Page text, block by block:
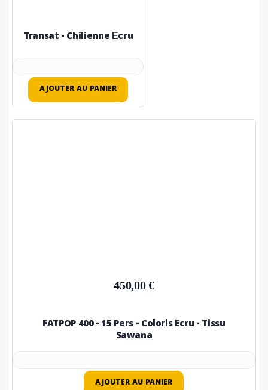
Transat - Chilienne Écru
AJOUTER AU PANIER
450,00 €
FATPOP 400 - 15 Pers - Coloris Ecru - Tissu
Sawana
AJOUTER AU PANIER